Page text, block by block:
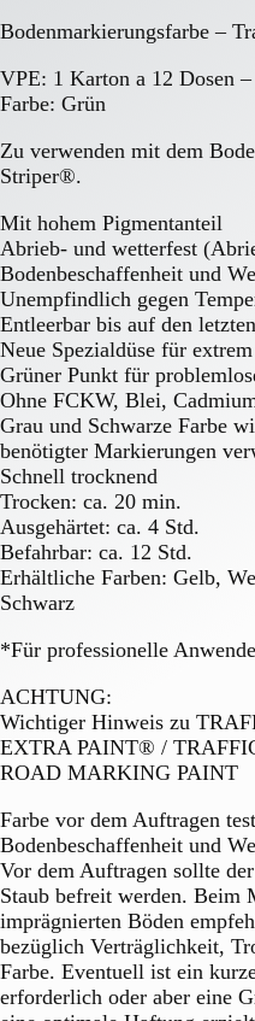
Bodenmarkierungsfarbe –
VPE: 1 Karton a 12 Dosen
Farbe: Grün
Zu verwenden mit dem
Striper®.
Mit hohem Pigmentanteil
Abrieb- und wetterfest
Bodenbeschaffenheit und
Unempfindlich gegen
Entleerbar bis auf den
Neue Spezialdüse für
Grüner Punkt für
Ohne FCKW, Blei,
Grau und Schwarze Farbe
benötigter Markierungen
Schnell trocknend
Trocken: ca. 20 min.
Ausgehärtet: ca. 4 Std.
Befahrbar: ca. 12 Std.
Erhältliche Farben: Gelb,
Schwarz
*Für professionelle
ACHTUNG:
Wichtiger Hinweis zu
EXTRA PAINT® /
ROAD MARKING PAINT
Farbe vor dem Auftragen
Bodenbeschaffenheit und
Vor dem Auftragen sollte
Staub befreit werden. Beim
imprägnierten Böden
bezüglich Verträglichkeit,
Farbe. Eventuell ist ein
erforderlich oder aber eine